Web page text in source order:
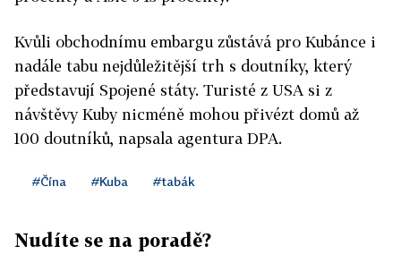
Kvůli obchodnímu embargu zůstává pro Kubánce i
nadále tabu nejdůležitější trh s doutníky, který
představují Spojené státy. Turisté z USA si z
návštěvy Kuby nicméně mohou přivézt domů až
100 doutníků, napsala agentura DPA.
#Čína #Kuba #tabák
Nudíte se na poradě?